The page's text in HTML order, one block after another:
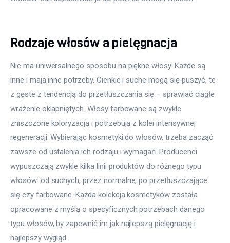
Rodzaje włosów a pielęgnacja
Nie ma uniwersalnego sposobu na piękne włosy. Każde są
inne i mają inne potrzeby. Cienkie i suche mogą się puszyć, te
z gęste z tendencją do przetłuszczania się – sprawiać ciągłe
wrażenie oklapniętych. Włosy farbowane są zwykle
zniszczone koloryzacją i potrzebują z kolei intensywnej
regeneracji. Wybierając kosmetyki do włosów, trzeba zacząć
zawsze od ustalenia ich rodzaju i wymagań. Producenci
wypuszczają zwykle kilka linii produktów do różnego typu
włosów: od suchych, przez normalne, po przetłuszczające
się czy farbowane. Każda kolekcja kosmetyków została
opracowane z myślą o specyficznych potrzebach danego
typu włosów, by zapewnić im jak najlepszą pielęgnację i
najlepszy wygląd.